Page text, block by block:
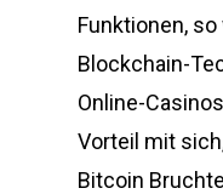
Funktionen,
Blockchain-
Online-
Vorteil mit
Bitcoin